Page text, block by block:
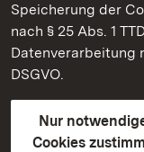
Speicherung der
nach § 25 Abs. 1
Datenverarbeitung
DSGVO.
Nur
Cookies
Staatliche
Kontakt
Gebärdensprache
Erklärung zur
BITV-konform